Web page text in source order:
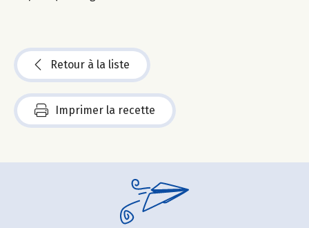
Retour à la liste
Imprimer la recette